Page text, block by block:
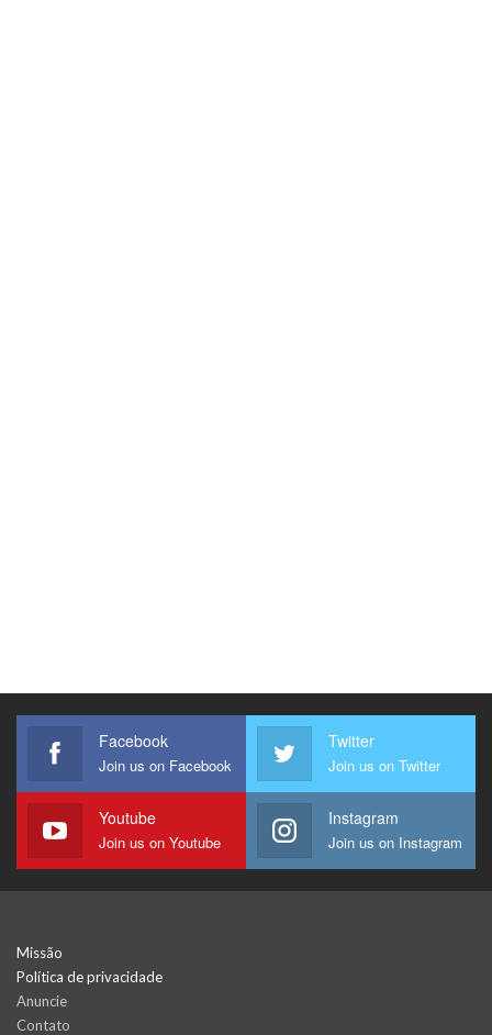
Facebook
Join us on Facebook
Twitter
Join us on Twitter
Youtube
Join us on Youtube
Instagram
Join us on Instagram
Missão
Política de privacidade
Anuncie
Contato